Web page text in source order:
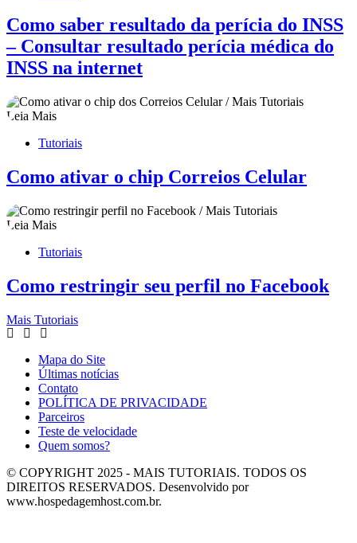
Como saber resultado da perícia do INSS
– Consultar resultado perícia médica do
INSS na internet
Leia Mais
Tutoriais
Como ativar o chip Correios Celular
Leia Mais
Tutoriais
Como restringir seu perfil no Facebook
Mais Tutoriais
Mapa do Site
Últimas notícias
Contato
POLÍTICA DE PRIVACIDADE
Parceiros
Teste de velocidade
Quem somos?
© COPYRIGHT 2025 - MAIS TUTORIAIS. TODOS OS
DIREITOS RESERVADOS. Desenvolvido por
www.hospedagemhost.com.br.